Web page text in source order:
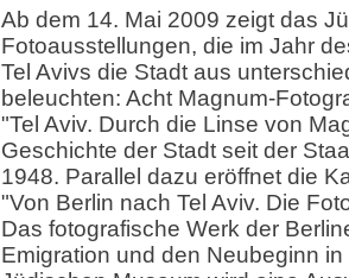
Ab dem 14. Mai 2009 zeigt das
Fotoausstellungen, die im Jahr
Tel Avivs die Stadt aus
beleuchten: Acht Magnum-
"Tel Aviv. Durch die Linse von
Geschichte der Stadt seit der
1948. Parallel dazu eröffnet die
"Von Berlin nach Tel Aviv. Die
Das fotografische Werk der
Emigration und den Neubeginn in